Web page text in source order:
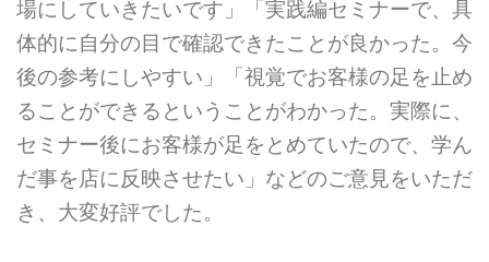
場にしていきたいです」「実践編セミナーで、具
体的に自分の目で確認できたことが良かった。今
後の参考にしやすい」「視覚でお客様の足を止め
ることができるということがわかった。実際に、
セミナー後にお客様が足をとめていたので、学ん
だ事を店に反映させたい」などのご意見をいただ
き、大変好評でした。